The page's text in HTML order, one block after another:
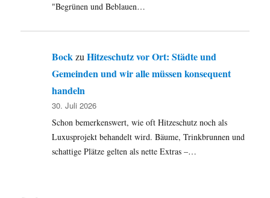
"Begrünen und Beblauen…
BockzuHitzeschutz vor Ort: Städte und
Gemeinden und wir alle müssen konsequent
handeln
30. Juli 2026
Schon bemerkenswert, wie oft Hitzeschutz noch als
Luxusprojekt behandelt wird. Bäume, Trinkbrunnen und
schattige Plätze gelten als nette Extras –…